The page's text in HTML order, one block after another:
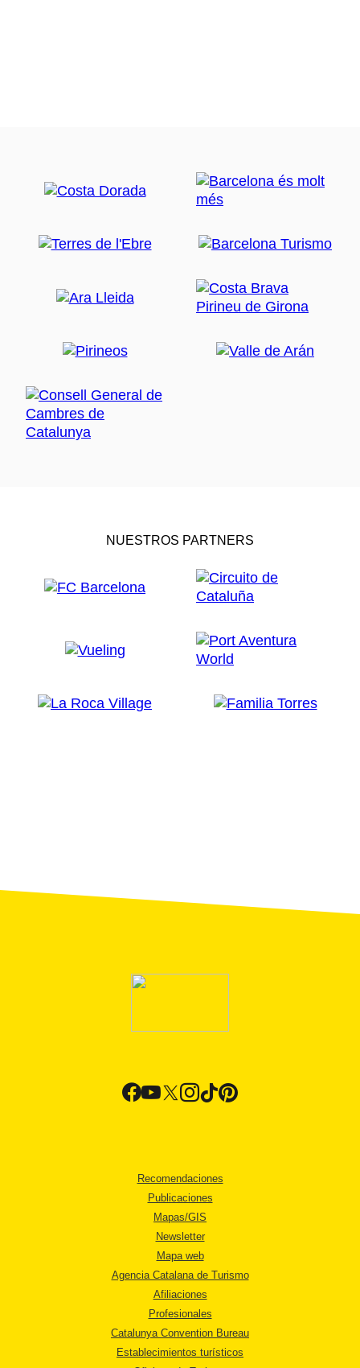
NUESTROS PARTNERS
Recomendaciones
Publicaciones
Mapas/GIS
Newsletter
Mapa web
Agencia Catalana de Turismo
Afiliaciones
Profesionales
Catalunya Convention Bureau
Establecimientos turísticos